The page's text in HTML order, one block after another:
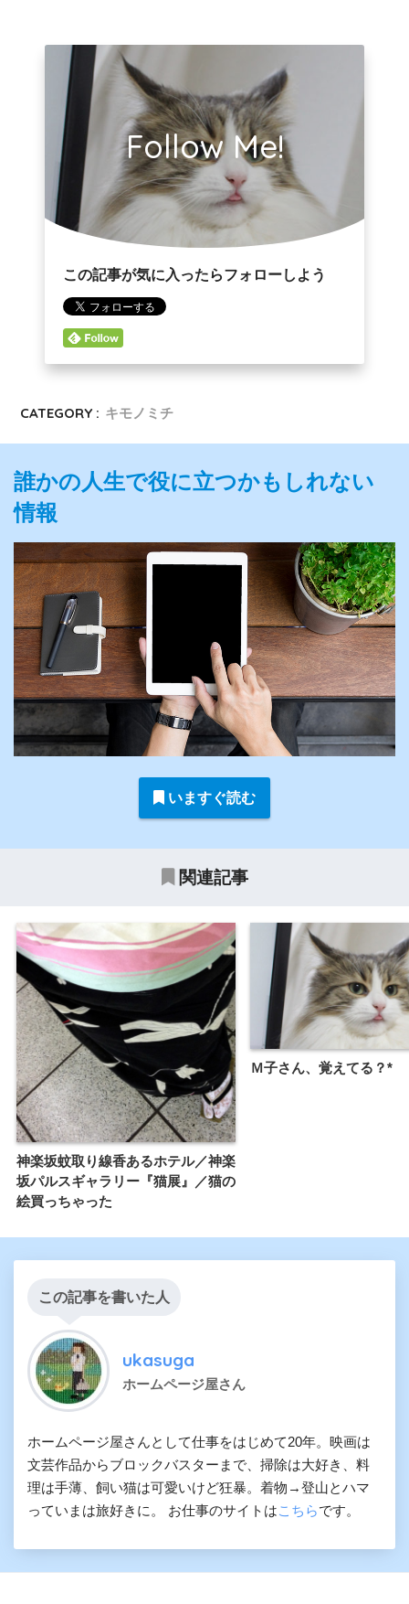
Follow Me!
この記事が気に入ったらフォローしよう
CATEGORY : キモノミチ
誰かの人生で役に立つかもしれない
情報
いますぐ読む
関連記事
神楽坂蚊取り線香あるホテル／神楽
坂パルスギャラリー『猫展』／猫の
絵買っちゃった
Ｍ子さん、覚えてる？*
この記事を書いた人
ukasuga
ホームページ屋さん
ホームページ屋さんとして仕事をはじめて20年。映画は
文芸作品からブロックバスターまで、掃除は大好き、料
理は手薄、飼い猫は可愛いけど狂暴。着物→登山とハマ
っていまは旅好きに。 お仕事のサイトはこちらです。